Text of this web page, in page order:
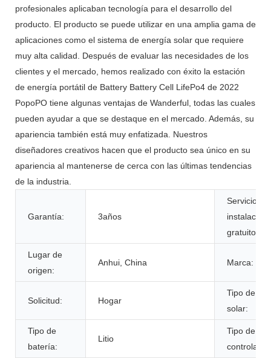
profesionales aplicaban tecnología para el desarrollo del
producto. El producto se puede utilizar en una amplia gama de
aplicaciones como el sistema de energía solar que requiere
muy alta calidad. Después de evaluar las necesidades de los
clientes y el mercado, hemos realizado con éxito la estación
de energía portátil de Battery Battery Cell LifePo4 de 2022
PopoPO tiene algunas ventajas de Wanderful, todas las cuales
pueden ayudar a que se destaque en el mercado. Además, su
apariencia también está muy enfatizada. Nuestros
diseñadores creativos hacen que el producto sea único en su
apariencia al mantenerse de cerca con las últimas tendencias
de la industria.
Garantía: 3años
Servicio de
instalación
gratuito:
Lugar de
origen:
Anhui, China Marca:
Solicitud: Hogar
Tipo de
solar:
Tipo de
batería:
Litio
Tipo de